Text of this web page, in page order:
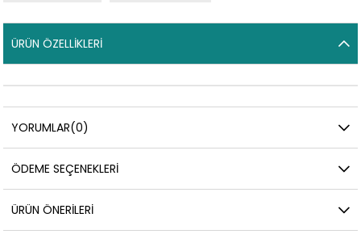
ÜRÜN ÖZELLIKLERI
YORUMLAR(0)
ÖDEME SEÇENEKLERI
ÜRÜN ÖNERILERI